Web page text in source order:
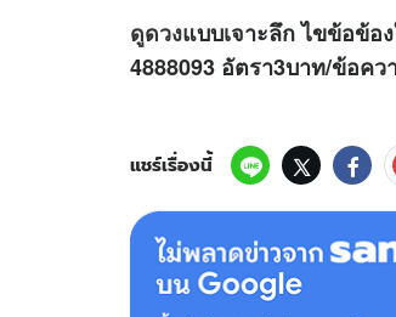
ดูดวงแบบเจาะลึก ไขข้อข้
4888093 อัตรา3บาท/ข้อคว
แชร์เรื่องนี้